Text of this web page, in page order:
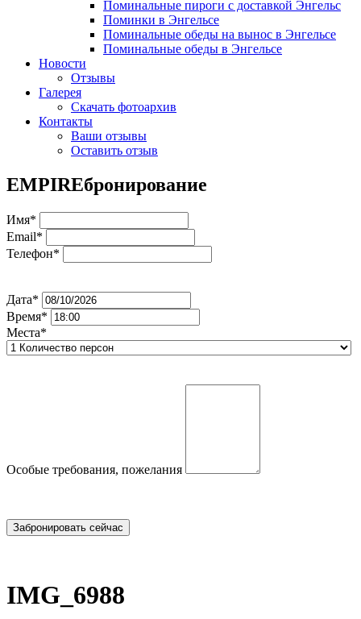
Поминальные пироги с доставкой Энгельс
Поминки в Энгельсе
Поминальные обеды на вынос в Энгельсе
Поминальные обеды в Энгельсе
Новости
Отзывы
Галерея
Скачать фотоархив
Контакты
Ваши отзывы
Оставить отзыв
EMPIREбронирование
Имя*
Email*
Телефон*
Дата*
Время*
Места*
Особые требования, пожелания
IMG_6988